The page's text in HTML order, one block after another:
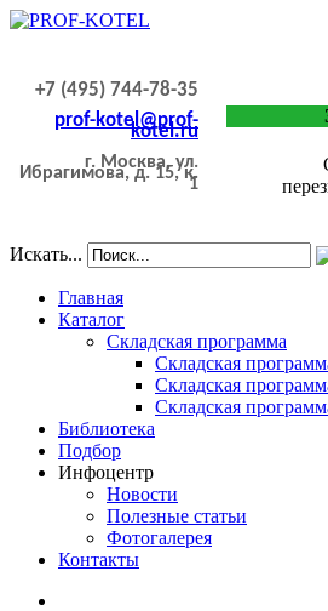
+7 (495) 744-78-35
prof-kotel@prof-
kotel.ru
г. Москва, ул.
Ибрагимова, д. 15, к.
1
Искать...
Главная
Каталог
Складская программа
Складская
Складская
Складская
Библиотека
Подбор
Инфоцентр
Новости
Полезные статьи
Фотогалерея
Контакты